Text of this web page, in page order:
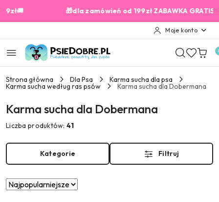
Przejdź do treści głównej
Przejdź do wyszukiwarki
Przejdź do moje konto
Przejdź do menu głównego
Przejdź do stopki
🎁dla zamówień od 199zł ZABAWKA GRATIS✨
Moje konto
Strona główna Dla Psa Karma sucha dla psa
Karma sucha według ras psów Karma sucha dla Dobermana
Karma sucha dla Dobermana
Liczba produktów:41
Kategorie Filtruj
Zastosowano
Sortuj